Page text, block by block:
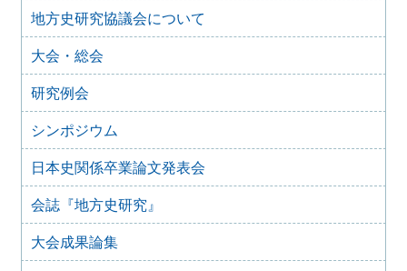
藤沢市文書館の機能維持にかかわる要望書
2023年6月10日
日本学術会議声明「「説明」ではなく「対話」を、「拙速
な法改正」ではなく「開かれた協議の場」を」（二〇二三
年四月一八日）を支持し、日本学術会議法の拙速な改正に
「改正博物館法に関するアンケート調査」結果の公開につ
いて
2023年1月26日
「国立国会図書館デジタルコレクションの著作権処理の改
善による知識情報基盤の拡充を求めます」
地方史研究協議会について
大会・総会
研究例会
シンポジウム
日本史関係卒業論文発表会
会誌『地方史研究』
大会成果論集